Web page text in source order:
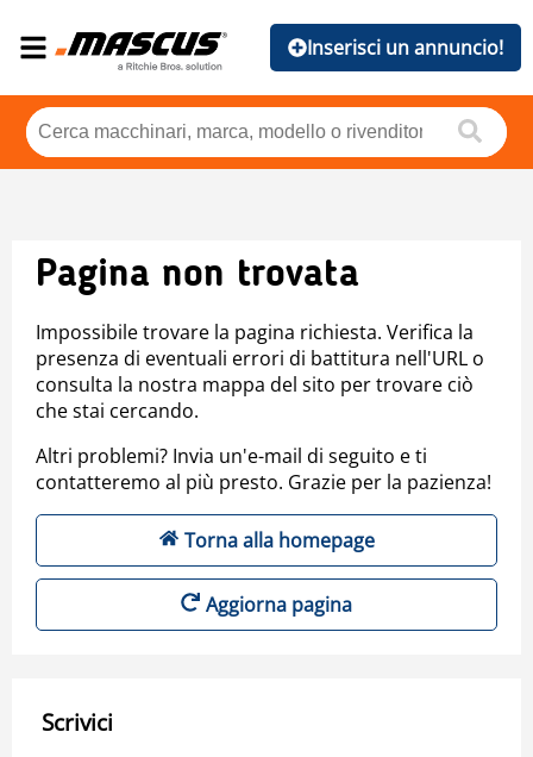
Inserisci un annuncio!
Pagina non trovata
Impossibile trovare la pagina richiesta. Verifica la
presenza di eventuali errori di battitura nell'URL o
consulta la nostra mappa del sito per trovare ciò
che stai cercando.
Altri problemi? Invia un'e-mail di seguito e ti
contatteremo al più presto. Grazie per la pazienza!
Torna alla homepage
Aggiorna pagina
Scrivici